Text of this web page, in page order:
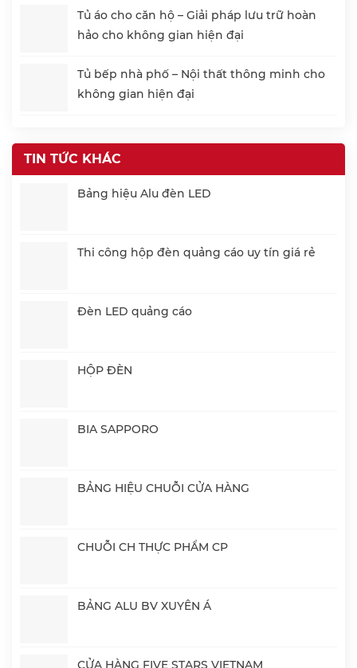
Tủ áo cho căn hộ – Giải pháp lưu trữ hoàn
hảo cho không gian hiện đại
Tủ bếp nhà phố – Nội thất thông minh cho
không gian hiện đại
TIN TỨC KHÁC
Bảng hiệu Alu đèn LED
Thi công hộp đèn quảng cáo uy tín giá rẻ
Đèn LED quảng cáo
HỘP ĐÈN
BIA SAPPORO
BẢNG HIỆU CHUỖI CỬA HÀNG
CHUỖI CH THỰC PHẨM CP
BẢNG ALU BV XUYÊN Á
CỬA HÀNG FIVE STARS VIETNAM